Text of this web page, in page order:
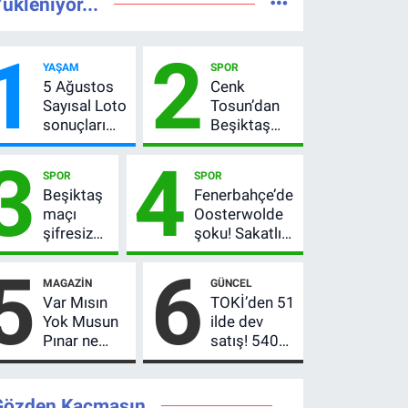
YAŞAM
5 Ağustos
Sayısal Loto
sonuçları
açıklandı!
TL devretti
2 SPOR
Cenk
Tosun’dan
Beşiktaş
açıklaması:
asıl mesajı
satır
arasında
verdi
SPOR
Beşiktaş
maçı
şifresiz
mi?
Kralove-
Beşiktaş
hangi
kanalda,
saat
4 SPOR
Fenerbahçe’de
Oosterwolde
şoku! Sakatlığı
ciddi mi, kaç
oynamayacak?
MAGAZIN
Var Mısın
Yok Musun
Pınar ne
kadar
Son teklifi
6 GÜNCEL
TOKİ’den 51
ilde dev
satış! 540
konut ve iş